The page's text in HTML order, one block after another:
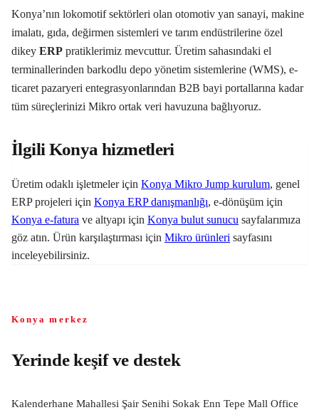
Konya’nın lokomotif sektörleri olan otomotiv yan sanayi, makine
imalatı, gıda, değirmen sistemleri ve tarım endüstrilerine özel
dikey ERP pratiklerimiz mevcuttur. Üretim sahasındaki el
terminallerinden barkodlu depo yönetim sistemlerine (WMS), e-
ticaret pazaryeri entegrasyonlarından B2B bayi portallarına kadar
tüm süreçlerinizi Mikro ortak veri havuzuna bağlıyoruz.
İlgili Konya hizmetleri
Üretim odaklı işletmeler için Konya Mikro Jump kurulum, genel
ERP projeleri için Konya ERP danışmanlığı, e-dönüşüm için
Konya e-fatura ve altyapı için Konya bulut sunucu sayfalarımıza
göz atın. Ürün karşılaştırması için Mikro ürünleri sayfasını
inceleyebilirsiniz.
Konya merkez
Yerinde keşif ve destek
Kalenderhane Mahallesi Şair Senihi Sokak Enn Tepe Mall Office